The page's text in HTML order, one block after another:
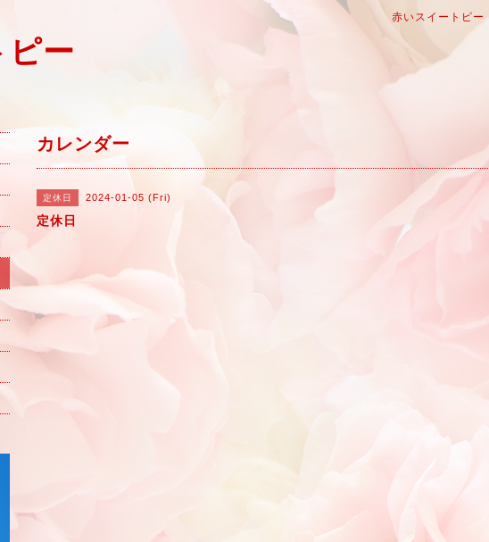
赤いスイートピー
ピー
カレンダー
定休日 2024-01-05 (Fri)
定休日